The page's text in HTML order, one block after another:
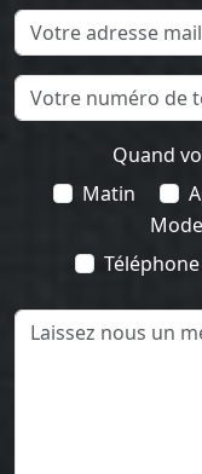
Quand
Matin
Téléphone